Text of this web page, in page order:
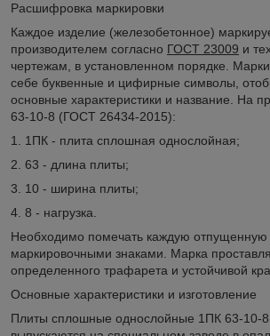
Расшифровка маркировки
Каждое изделие (железобетонное)
производителем согласно ГОСТ 23009 и
чертежам, в установленном порядке.
себе буквенные и цифирные символы,
основные характеристики и название. На
63-10-8 (ГОСТ 26434-2015):
1. 1ПК - плита сплошная однослойная;
2. 63 - длина плиты;
3. 10 - ширина плиты;
4. 8 - нагрузка.
Необходимо помечать каждую отпущенную
маркировочными знаками. Марка
определенного трафарета и устойчивой
Основные характеристики и изготовление
Плиты сплошные однослойные 1ПК 63-10-